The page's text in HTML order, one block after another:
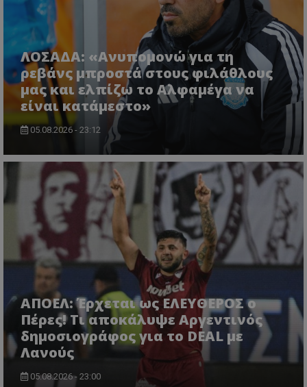
ΛΟΣΑΔΑ: «Ανυπομονώ για τη
ρεβάνς μπροστά στους φιλάθλους
μας και ελπίζω το Αλφαμέγα να
είναι κατάμεστο»
05.08.2026 - 23:12
ΑΠΟΕΛ: Έρχεται ως ΕΛΕΥΘΕΡΟΣ ο
Πέρες! Τι αποκάλυψε Αργεντινός
δημοσιογράφος για το DEAL με
Λανούς
05.08.2026 - 23:00